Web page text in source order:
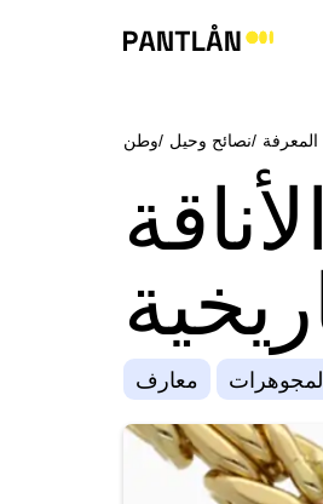
وطن/ نصائح وحيل/
معارف